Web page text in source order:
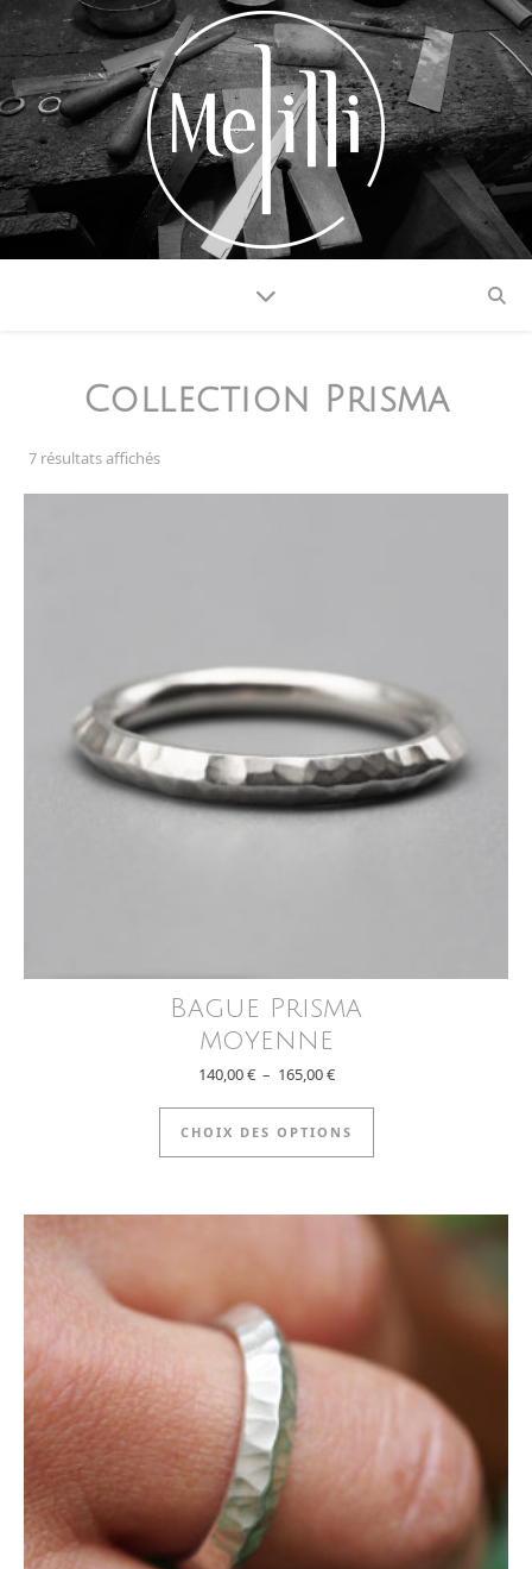
Collection Prisma
7 résultats affichés
Bague Prisma
moyenne
140,00€ – 165,00€Plage de prix : 140,00 € à
CHOIX DES OPTIONS
Ce produit a